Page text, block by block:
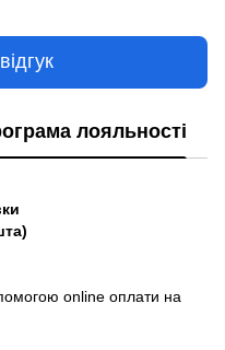
лояльності
online оплати на